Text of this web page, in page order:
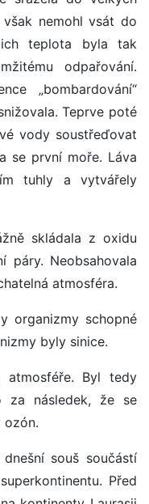
nemohl vsát do
teplota byla tak
odpařování.
„bombardování“
Teprve poté
vody soustřeďovat
se první moře. Láva
tuhly a vytvářely
skládala z oxidu
páry. Neobsahovala
atmosféra.
organizmy schopné
byly sinice.
atmosféře. Byl tedy
za následek, že se
ozón.
souš součástí
Před